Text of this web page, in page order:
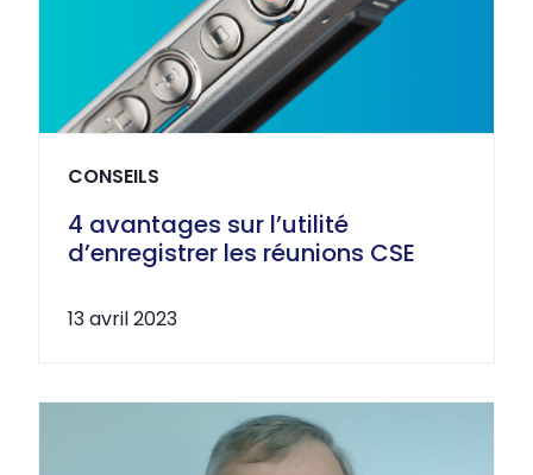
CONSEILS
4 avantages sur l’utilité
d’enregistrer les réunions CSE
13 avril 2023